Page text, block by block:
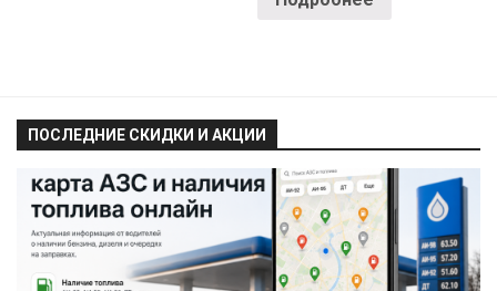
ПОСЛЕДНИЕ СКИДКИ И АКЦИИ